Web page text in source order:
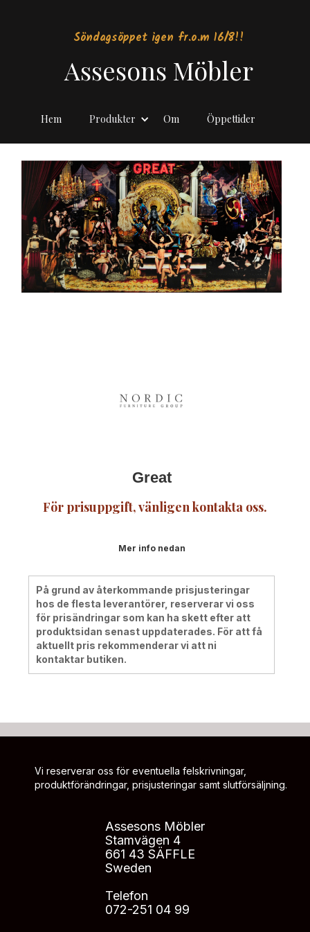
Söndagsöppet igen fr.o.m 16/8!!
Assesons Möbler
Hem Produkter Om Öppettider
Great
För prisuppgift, vänligen kontakta oss.
Mer info nedan
På grund av återkommande prisjusteringar
hos de flesta leverantörer, reserverar vi oss
för prisändringar som kan ha skett efter att
produktsidan senast uppdaterades. För att få
aktuellt pris rekommenderar vi att ni
kontaktar butiken.
Vi reserverar oss för eventuella felskrivningar,
produktförändringar, prisjusteringar samt slutförsäljning.
Assesons Möbler
Stamvägen 4
661 43 SÄFFLE
Sweden
Telefon
072-251 04 99